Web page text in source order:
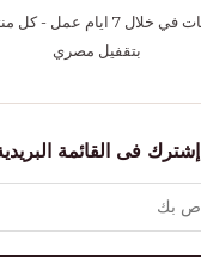
شحن لجميع المحافظات في
بتقفيل مصري
إشترك فى القائمة